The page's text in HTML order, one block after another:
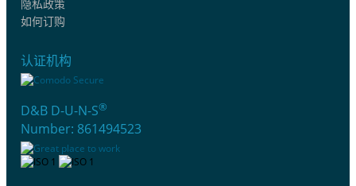
隐私政策
如何订购
认证机构
D&B D-U-N-S®
Number: 861494523